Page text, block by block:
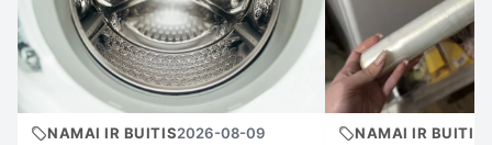
NAMAI IR BUITIS2026-08-09 NAMAI IR BUITIS